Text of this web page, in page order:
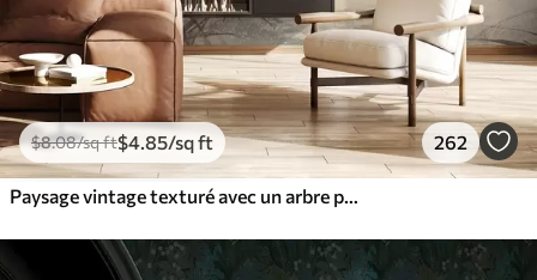
$8.08/sq ft$4.85/sq ft 262
Paysage vintage texturé avec un arbre près d'une rivière et un ciel nuageux, art de la nature en tons sépia